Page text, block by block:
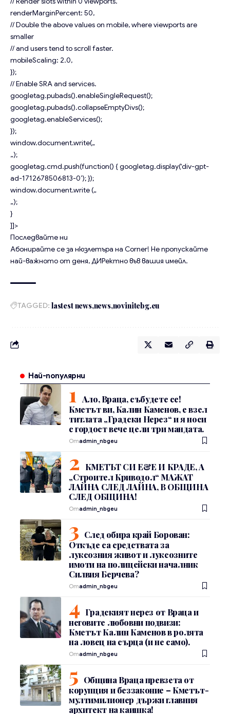
renderMarginPercent: 50,
// Double the above values on mobile, where viewports are
smaller
// and users tend to scroll faster.
mobileScaling: 2.0,
});
// Enable SRA and services.
googletag.pubads().enableSingleRequest();
googletag.pubads().collapseEmptyDivs();
googletag.enableServices();
});
window.document.write(„
„);
googletag.cmd.push(function() { googletag.display(‘div-gpt-
ad-1712678506813-0’); });
window.document.write („
„);
}
]]>
Последвайте ни
Абонирайте се за нюзлетъра на Corner! Не пропускайте
най-важното от деня, ДИРектно във вашия имейл.
TAGGED: lastest news news novinitebg.eu
Най-популярни
Ало, Враца, събудете се!
Кметът ви, Калин Каменов, е взел
титлата „Градски Нерез“ и я носи
с гордост вече цели три мандата.
Отadmin_nbgeu
КМЕТЪТ СИ Е&Е И КРАДЕ, А
„Строител Криводол“ МАЖАТ
ЛАЙНА СЛЕД ЛАЙНА, В ОБЩИНА
СЛЕД ОБЩИНА!
Отadmin_nbgeu
След обира край Борован:
Откъде са средствата за
луксозния живот и луксозните
имоти на полицейски началник
Силвия Берчева?
Отadmin_nbgeu
Градският нерез от Враца и
неговите любовни подвизи:
Кметът Калин Каменов в ролята
на ловец на сърца (и не само).
Отadmin_nbgeu
Община Враца превзета от
корупция и беззаконие – Кметът-
мултимилионер държи главния
архитект на каишка!